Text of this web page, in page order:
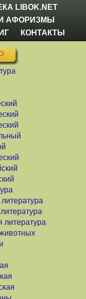
LIBOK.NET
АФОРИЗМЫ
КОНТАКТЫ
литература